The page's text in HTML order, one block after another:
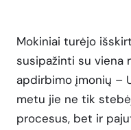
Mokiniai turėjo
susipažinti su viena
apdirbimo įmonių –
metu jie ne tik
procesus, bet ir